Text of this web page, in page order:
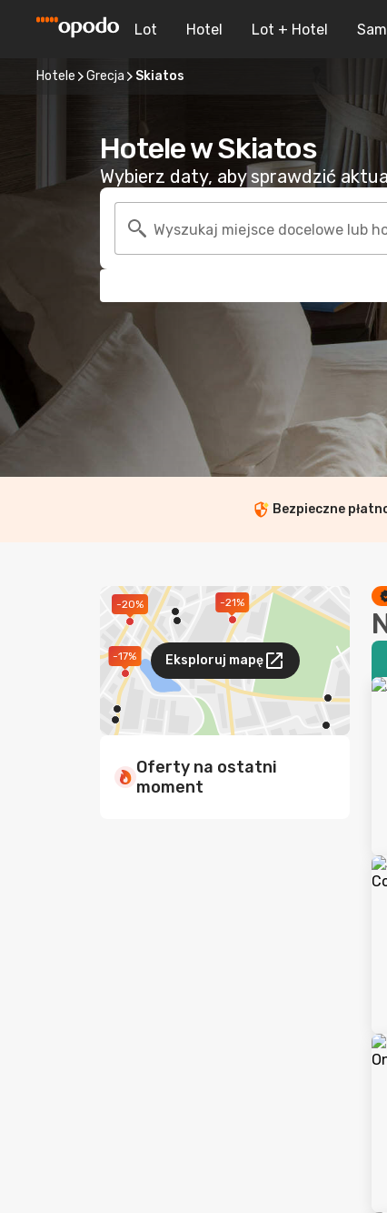
Lot Hotel Lot + Hotel
Hotele Grecja Skiatos
Hotele w Skiatos
Wybierz daty, aby sprawdzić
Wyszukaj miejsce docelowe lub
Bezpieczne
-20% -21%
-17% Eksploruj mapę
Oferty na ostatni
moment